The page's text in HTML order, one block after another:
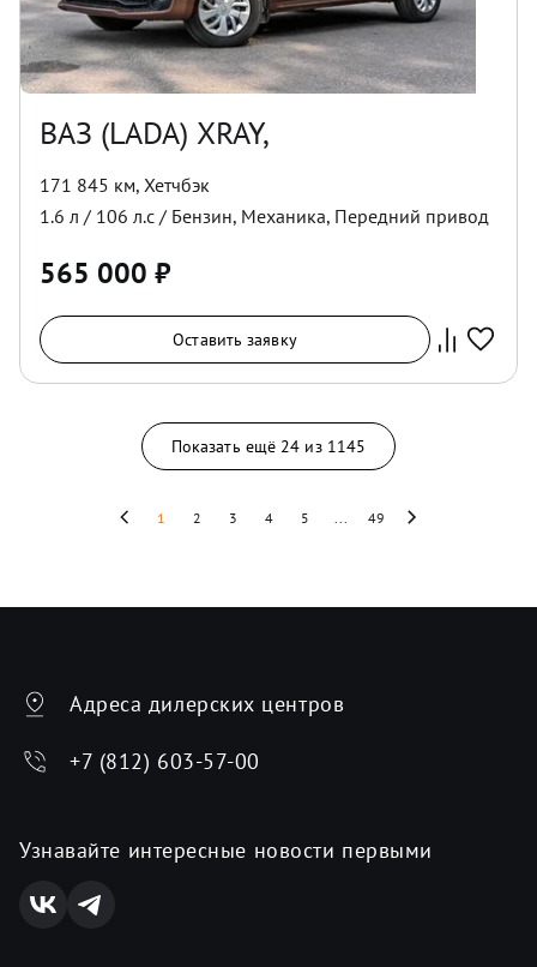
ВАЗ (LADA) XRAY,
171 845 км, Хетчбэк
1.6 л / 106 л.с / Бензин, Механика, Передний привод
565 000 ₽
Оставить заявку
Показать ещё 24 из 1145
1 2 3 4 5 49
Адреса дилерских центров
+7 (812) 603-57-00
Узнавайте интересные новости первыми